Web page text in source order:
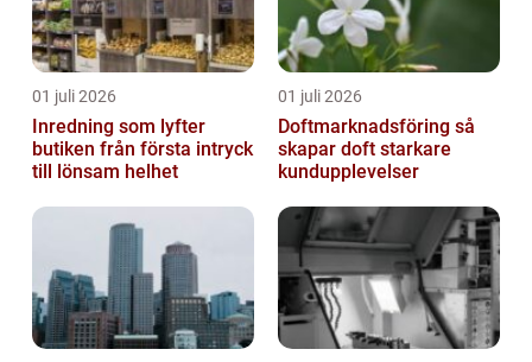
01 juli 2026
Inredning som lyfter
butiken från första intryck
till lönsam helhet
01 juli 2026
Doftmarknadsföring så
skapar doft starkare
kundupplevelser